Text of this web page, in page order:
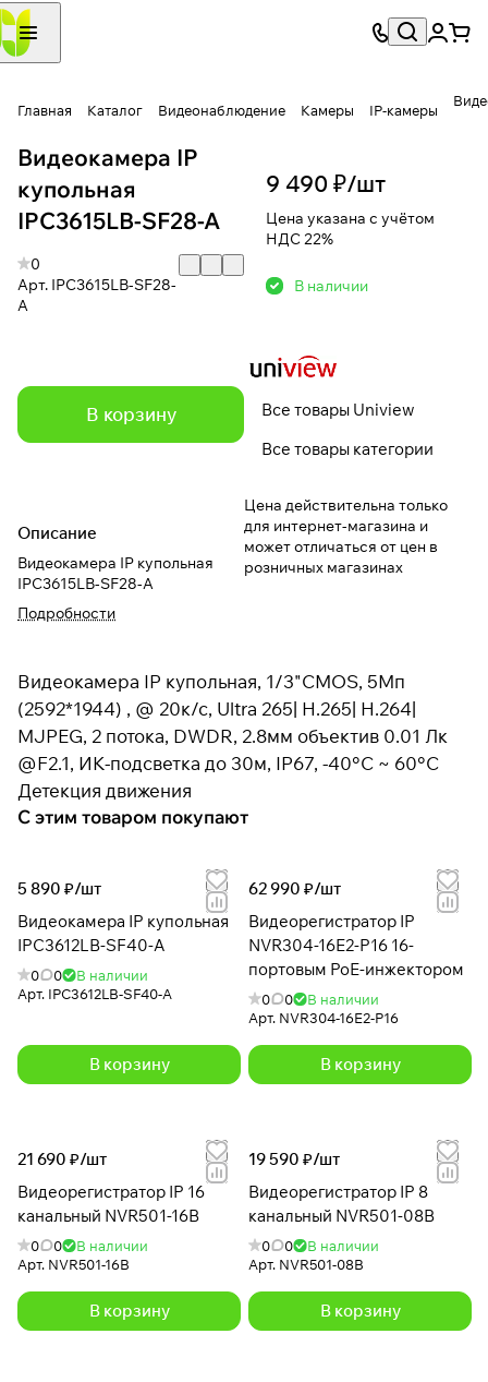
Главная Каталог Видеонаблюдение Камеры IP-камеры
Видеокамера IP
купольная
IPC3615LB-SF28-A
0
Арт. IPC3615LB-SF28-
A
В корзину
Описание
Видеокамера IP купольная
IPC3615LB-SF28-A
Подробности
9 490 ₽/шт
Цена указана с учётом
НДС 22%
В наличии
Все товары Uniview
Все товары категории
Цена действительна только
для интернет-магазина и
может отличаться от цен в
розничных магазинах
Видеокамера IP купольная, 1/3"CMOS, 5Мп
(2592*1944) , @ 20к/с, Ultra 265| H.265| H.264|
MJPEG, 2 потока, DWDR, 2.8мм объектив 0.01 Лк
@F2.1, ИК-подсветка до 30м, IP67, -40°C ~ 60°C
Детекция движения
С этим товаром покупают
5 890 ₽/шт
Видеокамера IP купольная
IPC3612LB-SF40-A
0 0
В наличии
Арт. IPC3612LB-SF40-A
В корзину
62 990 ₽/шт
Видеорегистратор IP
NVR304-16E2-P16 16-
портовым PoE-инжектором
0 0
В наличии
Арт. NVR304-16E2-P16
В корзину
21 690 ₽/шт
Видеорегистратор IP 16
канальный NVR501-16B
0 0
В наличии
Арт. NVR501-16B
В корзину
19 590 ₽/шт
Видеорегистратор IP 8
канальный NVR501-08B
0 0
В наличии
Арт. NVR501-08B
В корзину